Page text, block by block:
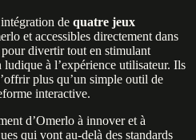
de quatre jeux
et accessibles directement dans
divertir tout en stimulant
à l’expérience utilisateur. Ils
plus qu’un simple outil de
interactive.
d’Omerlo à innover et à
qui vont au-delà des standards